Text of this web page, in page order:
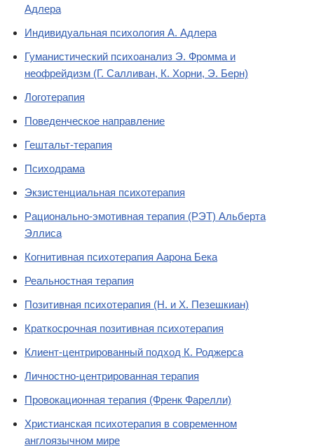
Адлера
Индивидуальная психология А. Адлера
Гуманистический психоанализ Э. Фромма и
неофрейдизм (Г. Салливан, К. Хорни, Э. Берн)
Логотерапия
Поведенческое направление
Гештальт-терапия
Психодрама
Экзистенциальная психотерапия
Рационально-эмотивная терапия (РЭТ) Альберта
Эллиса
Когнитивная психотерапия Аарона Бека
Реальностная терапия
Позитивная психотерапия (Н. и Х. Пезешкиан)
Краткосрочная позитивная психотерапия
Клиент-центрированный подход К. Роджерса
Личностно-центрированная терапия
Провокационная терапия (Френк Фарелли)
Христианская психотерапия в современном
англоязычном мире